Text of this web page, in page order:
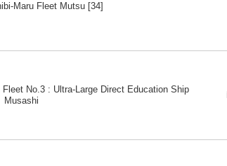
Maru Fleet Mutsu [34]
No.3 : Ultra-Large Direct Education Ship
Musashi